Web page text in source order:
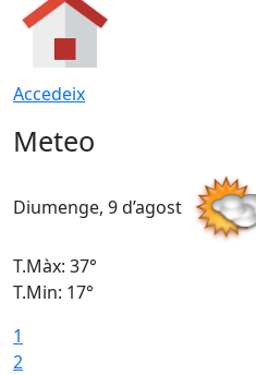
Accedeix
Meteo
Diumenge, 9 d’agost
T.Màx: 37°
T.Min: 17°
1
2